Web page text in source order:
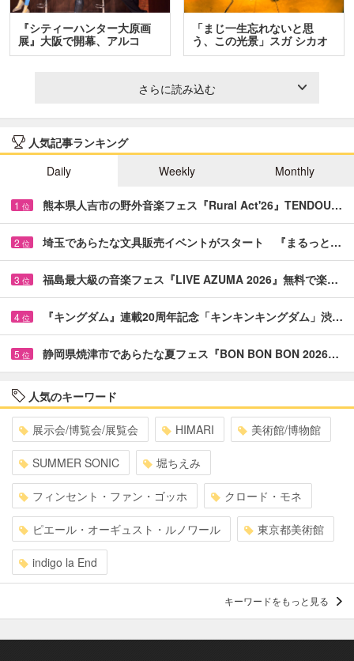
『シティーハンター大原画
展』大阪で開幕、アルコ
＆…
「まじ一生忘れないと思
う、この光景」スガ シカオ
と…
さらに読み込む
人気記事ランキング
Daily
Weekly Monthly
1 位 熊本県人吉市の野外音楽フェス『Rural Act'26』TENDOU…
2 位 埼玉であらたな文具販売イベントがスタート 『まるっと…
3 位 福島最大級の音楽フェス『LIVE AZUMA 2026』無料で楽…
4 位 『キングダム』連載20周年記念「キンキンキングダム」渋…
5 位 静岡県焼津市であらたな夏フェス『BON BON BON 2026…
人気のキーワード
展示会/博覧会/展覧会 HIMARI 美術館/博物館
SUMMER SONIC 堀ちえみ
フィンセント・ファン・ゴッホ クロード・モネ
ピエール・オーギュスト・ルノワール 東京都美術館
indigo la End
キーワードをもっと見る